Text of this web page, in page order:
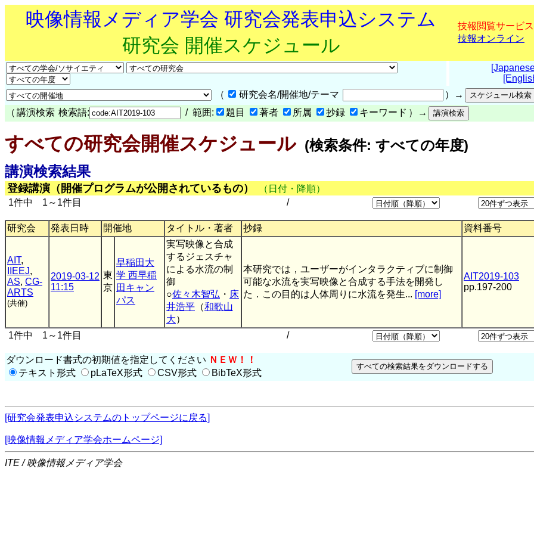
映像情報メディア学会 研究会発表申込システム
研究会 開催スケジュール
技報閲覧サービス
技報オンライン
（
研究会名/開催地/テーマ
）→
（ 講演検索 検索語: / 範囲: 題目 著者 所属 抄録 キーワード ）→
すべての研究会開催スケジュール(検索条件: すべての年度)
講演検索結果
登録講演（開催プログラムが公開されているもの）
（日付・降順）
1件中 1～1件目
/
研究会 発表日時 開催地 タイトル・著者 抄録 資料番号
AIT,
IIEEJ,
AS, CG-
ARTS
(共催)
2019-03-12
11:15
東
京
早稲田大
学 西早稲
田キャン
パス
実写映像と合成
するジェスチャ
による水流の制
御
○佐々木智弘 ・ 床
井浩平 （和歌山
大）
本研究では，ユーザーがインタラクティブに制御
可能な水流を実写映像と合成する手法を開発し
た．この目的は人体周りに水流を発生... [more]
AIT2019-103
pp.197-200
1件中 1～1件目 /
ダウンロード書式の初期値を指定してください ＮＥＷ！！
テキスト形式
pLaTeX形式 CSV形式 BibTeX形式
[研究会発表申込システムのトップページに戻る]
[映像情報メディア学会ホームページ]
ITE / 映像情報メディア学会